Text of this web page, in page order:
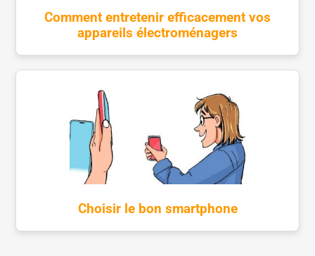
Comment entretenir efficacement vos
appareils électroménagers
Choisir le bon smartphone